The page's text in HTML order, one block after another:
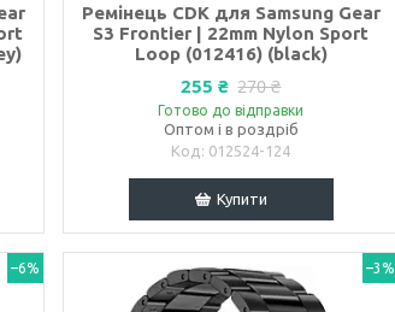
Ремінець CDK для Samsung Gear
S3 Frontier | 22mm Nylon Sport
Loop (012416) (black)
255 ₴ 270 ₴
Готово до відправки
Оптом і в роздріб
012524-124
Купити
–6% –3%